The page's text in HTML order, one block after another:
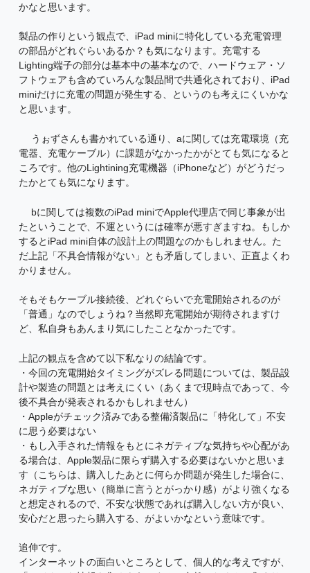
かなと思います。
製品の作りという観点で、iPad miniに特化している充電管理
の部品がどれぐらいあるか？も気になります。充電する
Lighting端子の部分は基本中の基本なので、ハードウェア・ソ
フトウェアも含めていろんな製品間で共通化されており、iPad
miniだけに充電の問題が発生する、というのも考えにくいかな
と思います。
うぉずさんも書かれている通り、aに関しては充電環境（充
電器、充電ケーブル）に課題がなかったかがとても気になると
ころです。他のLightining充電機器（iPhoneなど）がどうだっ
たかとても気になります。
bに関しては複数のiPad miniでApple代理店で同じ事象が出
たということで、不運というには確率が悪すぎますね。もしか
するとiPad mini自体の設計上の問題なのかもしれません。た
だ上記「不具合情報がない」とも矛盾してしまい、正直よくわ
かりません。
そもそもケーブル接続後、どれぐらいで充電開始されるのが
「普通」なのでしょうね？当然即充電開始が期待されますけ
ど、私自身もあんまり気にしたことなかったです。
上記の観点を含めて以下私なりの結論です。
・今回の充電開始タイミングがズレる問題については、製品設
計や製造の問題とは考えにくい（あくまで現時点であって、今
後不具合が発表されるかもしれません）
・Appleがチェック済みである整備済製品に「特化して」不安
に思う必要はない
・もし入手された情報をもとにネガティブな気持ちや心配があ
る場合は、Apple製品に限らず購入する必要はないかと思いま
す（こちらは、購入したあとに何らか問題が発生した場合に、
ネガティブな思い（簡単に言うとがっかり感）がより強くなる
と想定されるので、不安な状態であれば購入しない方が良い、
安心だと思ったら購入する、がよいかなという意味です。
追伸です。
インターネットの面白いところとして、個人的な考えですが、